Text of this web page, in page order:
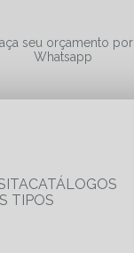
seu orçamento por
Whatsapp
CATÁLOGOS
TIPOS